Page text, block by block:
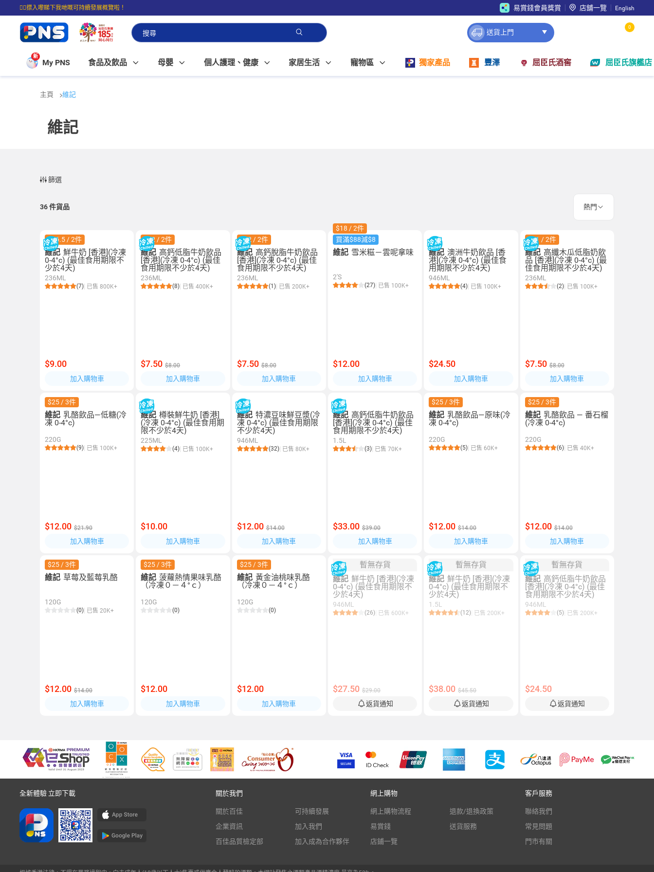
☝🏼㩒入嚟睇下我哋嘅可持續發展概覽啦！
⭐購物滿$399即享免費送貨；滿$100即可免費店取。
易賞錢會員獎賞 店舖一覽 English
送貨上門
0
新
My PNS 食品及飲品 母嬰 個人護理、健康 家居生活 寵物區 獨家產品 豐澤 屈臣氏酒窖 屈臣氏旗艦店
主頁 維記
維記
篩選
36件貨品 熱門
$16.5 / 2件
維記 鮮牛奶 [香港](冷凍
0-4°c) (最佳食用期限不
少於4天)
236ML
(7) 已售 800K+
$9.00
加入購物車
$12 / 2件
維記 高鈣低脂牛奶飲品
[香港](冷凍 0-4°c) (最佳
食用期限不少於4天)
236ML
(8) 已售 400K+
$7.50 $8.00
加入購物車
$12 / 2件
維記 高鈣脫脂牛奶飲品
[香港](冷凍 0-4°c) (最佳
食用期限不少於4天)
236ML
(1) 已售 200K+
$7.50 $8.00
加入購物車
$18 / 2件
買滿$88減$8
維記 雪米糍－雲呢拿味
2'S
(27) 已售 100K+
$12.00
加入購物車
維記 澳洲牛奶飲品 [香
港](冷凍 0-4°c) (最佳食
用期限不少於4天)
946ML
(4) 已售 100K+
$24.50
加入購物車
$11 / 2件
維記 高纖木瓜低脂奶飲
品 [香港](冷凍 0-4°c) (最
佳食用期限不少於4天)
236ML
(2) 已售 100K+
$7.50 $8.00
加入購物車
$25 / 3件
維記 乳酪飲品—低糖(冷
凍 0-4°c)
220G
(9) 已售 100K+
$12.00 $21.90
加入購物車
維記 樽裝鮮牛奶 [香港]
(冷凍 0-4°c) (最佳食用期
限不少於4天)
225ML
(4) 已售 100K+
$10.00
加入購物車
維記 特濃豆味鮮豆漿(冷
凍 0-4°c) (最佳食用期限
不少於4天)
946ML
(32) 已售 80K+
$12.00 $14.00
加入購物車
維記 高鈣低脂牛奶飲品
[香港](冷凍 0-4°c) (最佳
食用期限不少於4天)
1.5L
(3) 已售 70K+
$33.00 $39.00
加入購物車
$25 / 3件
維記 乳酪飲品—原味(冷
凍 0-4°c)
220G
(5) 已售 60K+
$12.00 $14.00
加入購物車
$25 / 3件
維記 乳酪飲品 — 番石榴
(冷凍 0-4°c)
220G
(6) 已售 40K+
$12.00 $14.00
加入購物車
$25 / 3件
維記 草莓及藍莓乳酪
120G
(0) 已售 20K+
$12.00 $14.00
加入購物車
$25 / 3件
維記 菠蘿熱情果味乳酪
（冷凍０－４°ｃ）
120G
(0)
$12.00
加入購物車
$25 / 3件
維記 黃金油桃味乳酪
（冷凍０－４°ｃ）
120G
(0)
$12.00
加入購物車
暫無存貨
維記 鮮牛奶 [香港](冷凍
0-4°c) (最佳食用期限不
少於4天)
946ML
(26) 已售 600K+
$27.50 $29.00
返貨通知
暫無存貨
維記 鮮牛奶 [香港](冷凍
0-4°c) (最佳食用期限不
少於4天)
1.5L
(12) 已售 200K+
$38.00 $45.50
返貨通知
暫無存貨
維記 高鈣低脂牛奶飲品
[香港](冷凍 0-4°c) (最佳
食用期限不少於4天)
946ML
(5) 已售 200K+
$24.50
返貨通知
全新體驗 立即下載 關於我們
關於百佳
企業資訊
百佳品質檢定部
可持續發展
加入我們
加入成為合作夥伴
網上購物
網上購物流程
易賞錢
店鋪一覽
退款/退換政策
送貨服務
客戶服務
聯絡我們
常見問題
門市有關